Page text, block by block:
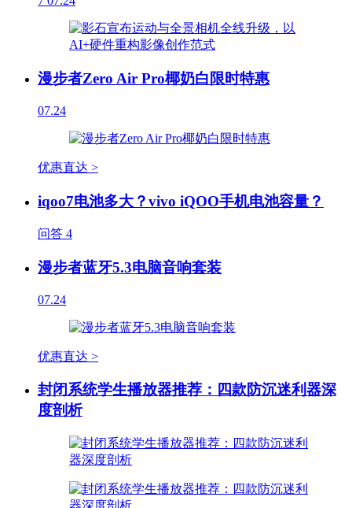
漫步者Zero Air Pro椰奶白限时特惠
07.24
优惠直达 >
iqoo7电池多大？vivo iQOO手机电池容量？
问答 4
漫步者蓝牙5.3电脑音响套装
07.24
优惠直达 >
封闭系统学生播放器推荐：四款防沉迷利器深
度剖析